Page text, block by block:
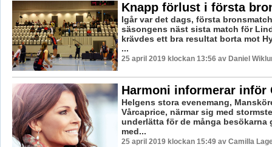
Knapp förlust i första
Igår var det dags, första
säsongens näst sista match för
krävdes ett bra resultat borta mot
...
25 april 2019 klockan 13:56 av Daniel
Harmoni informerar inför
Helgens stora evenemang,
Vårcaprice, närmar sig med
underlätta för de många besökarna
med...
25 april 2019 klockan 15:49 av Camilla